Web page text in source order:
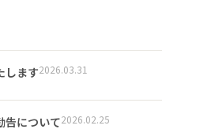
します2026.03.31
告について2026.02.25